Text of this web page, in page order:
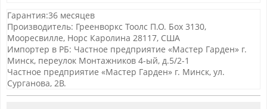
Гарантия:36 месяцев
Производитель: Греенворкс Тоолс П.О. Боx 3130,
Мооресвилле, Норс Каролина 28117, США
Импортер в РБ: Частное предприятие «Мастер Гарден» г.
Минск, переулок Монтажников 4-ый, д.5/2-1
Частное предприятие «Мастер Гарден» г. Минск, ул.
Сурганова, 2В.